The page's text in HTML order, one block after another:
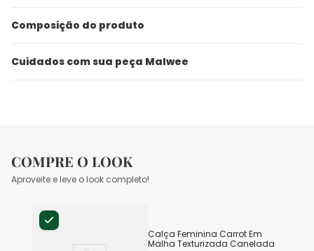
Composição do produto
Cuidados com sua peça Malwee
COMPRE O LOOK
Aproveite e leve o look completo!
Calça Feminina Carrot Em
Malha Texturizada Canelada